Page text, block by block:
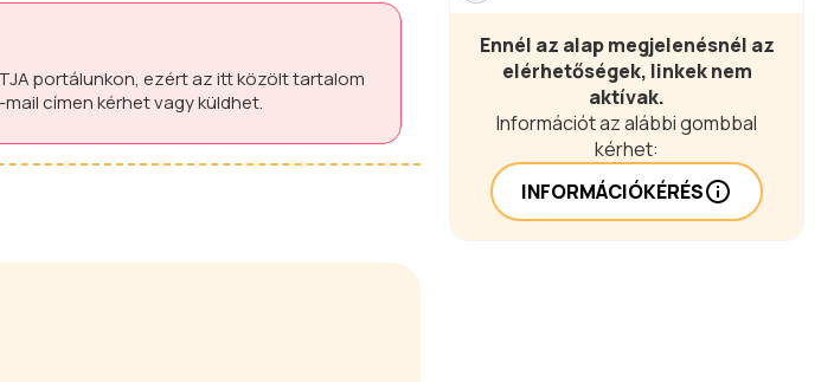
portálunkon, ezért az itt közölt tartalom
mail címen kérhet vagy küldhet.
Ennél az alap megjelenésnél az
elérhetőségek, linkek nem
aktívak.
Információt az alábbi gombbal
kérhet:
INFORMÁCIÓKÉRÉS